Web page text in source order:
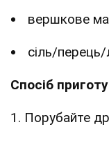
вершкове
сіль/
Спосіб
1. Порубайте